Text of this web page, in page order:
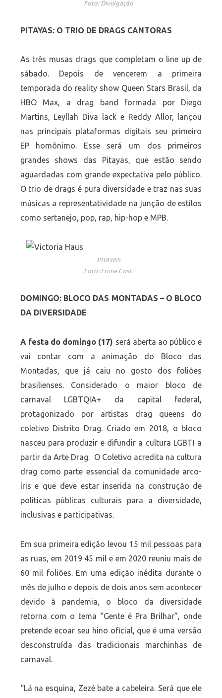
Foto: Divulgação
PITAYAS: O TRIO DE DRAGS CANTORAS
As três musas drags que completam o line up de
sábado. Depois de vencerem a primeira
temporada do reality show Queen Stars Brasil, da
HBO Max, a drag band formada por Diego
Martins, Leyllah Diva lack e Reddy Allor, lançou
nas principais plataformas digitais seu primeiro
EP homônimo. Esse será um dos primeiros
grandes shows das Pitayas, que estão sendo
aguardadas com grande expectativa pelo público.
O trio de drags é pura diversidade e traz nas suas
músicas a representatividade na junção de estilos
como sertanejo, pop, rap, hip-hop e MPB.
PITAYAS
Foto: Ernna Cost
DOMINGO: BLOCO DAS MONTADAS – O BLOCO
DA DIVERSIDADE
A festa do domingo (17) será aberta ao público e
vai contar com a animação do Bloco das
Montadas, que já caiu no gosto dos foliões
brasilienses. Considerado o maior bloco de
carnaval LGBTQIA+ da capital federal,
protagonizado por artistas drag queens do
coletivo Distrito Drag. Criado em 2018, o bloco
nasceu para produzir e difundir a cultura LGBTI a
partir da Arte Drag. O Coletivo acredita na cultura
drag como parte essencial da comunidade arco-
íris e que deve estar inserida na construção de
políticas públicas culturais para a diversidade,
inclusivas e participativas.
Em sua primeira edição levou 15 mil pessoas para
as ruas, em 2019 45 mil e em 2020 reuniu mais de
60 mil foliões. Em uma edição inédita durante o
mês de julho e depois de dois anos sem acontecer
devido à pandemia, o bloco da diversidade
retorna com o tema “Gente é Pra Brilhar”, onde
pretende ecoar seu hino oficial, que é uma versão
desconstruída das tradicionais marchinhas de
carnaval.
“Lá na esquina, Zezé bate a cabeleira. Será que ele